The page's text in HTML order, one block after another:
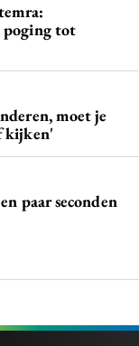
poging tot
moet je
kijken'
paar seconden